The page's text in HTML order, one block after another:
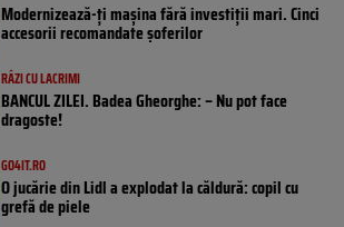
Modernizează-ți mașina fără investiții mari. Cinci
accesorii recomandate șoferilor
RÂZI CU LACRIMI
BANCUL ZILEI. Badea Gheorghe: – Nu pot face
dragoste!
GO4IT.RO
O jucărie din Lidl a explodat la căldură: copil cu
grefă de piele